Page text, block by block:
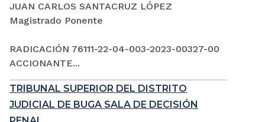
JUAN CARLOS SANTACRUZ LÓPEZ
Magistrado Ponente
RADICACIÓN 76111-22-04-003-2023-00327-00
ACCIONANTE...
TRIBUNAL SUPERIOR DEL DISTRITO
JUDICIAL DE BUGA SALA DE DECISIÓN